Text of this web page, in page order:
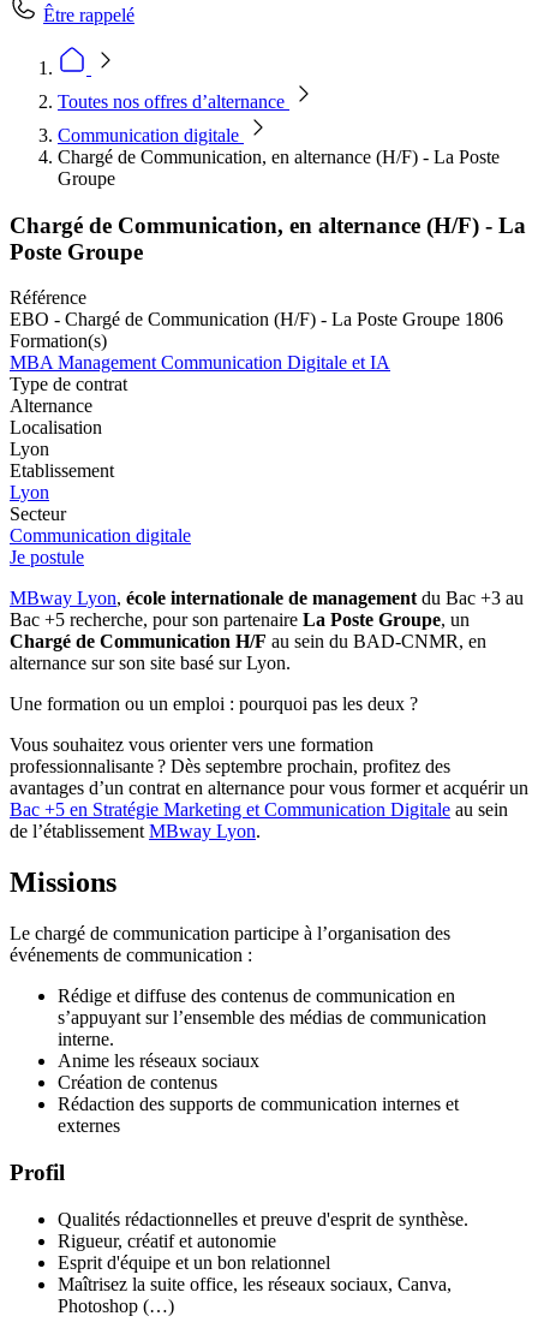
Être rappelé
Toutes nos offres d’alternance
Communication digitale
Chargé de Communication, en alternance (H/F) - La Poste
Groupe
Chargé de Communication, en alternance (H/F) - La
Poste Groupe
Référence
EBO - Chargé de Communication (H/F) - La Poste Groupe 1806
Formation(s)
MBA Management Communication Digitale et IA
Type de contrat
Alternance
Localisation
Lyon
Etablissement
Lyon
Secteur
Communication digitale
Je postule
MBway Lyon, école internationale de managementdu Bac +3 au
Bac +5 recherche, pour son partenaire La Poste Groupe, un
Chargé de Communication H/F au sein du BAD-CNMR, en
alternance sur son site basé sur Lyon.
Une formation ou un emploi : pourquoi pas les deux ?
Vous souhaitez vous orienter vers une formation
professionnalisante ? Dès septembre prochain, profitez des
avantages d’un contrat en alternance pour vous former et acquérir un
Bac +5 en Stratégie Marketing et Communication Digitale au sein
de l’établissementMBway Lyon.
Missions
Le chargé de communication participe à l’organisation des
événements de communication :
Rédige et diffuse des contenus de communication en
s’appuyant sur l’ensemble des médias de communication
interne.
Anime les réseaux sociaux
Création de contenus
Rédaction des supports de communication internes et
externes
Profil
Qualités rédactionnelles et preuve d'esprit de synthèse.
Rigueur, créatif et autonomie
Esprit d'équipe et un bon relationnel
Maîtrisez la suite office, les réseaux sociaux, Canva,
Photoshop (…)